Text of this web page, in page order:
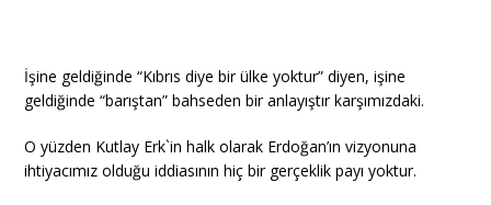
İşine geldiğinde “Kıbrıs diye bir ülke yoktur” diyen, işine
geldiğinde “barıştan” bahseden bir anlayıştır karşımızdaki.
O yüzden Kutlay Erk`in halk olarak Erdoğan’ın vizyonuna
ihtiyacımız olduğu iddiasının hiç bir gerçeklik payı yoktur.